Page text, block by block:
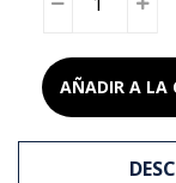
AÑADIR A LA